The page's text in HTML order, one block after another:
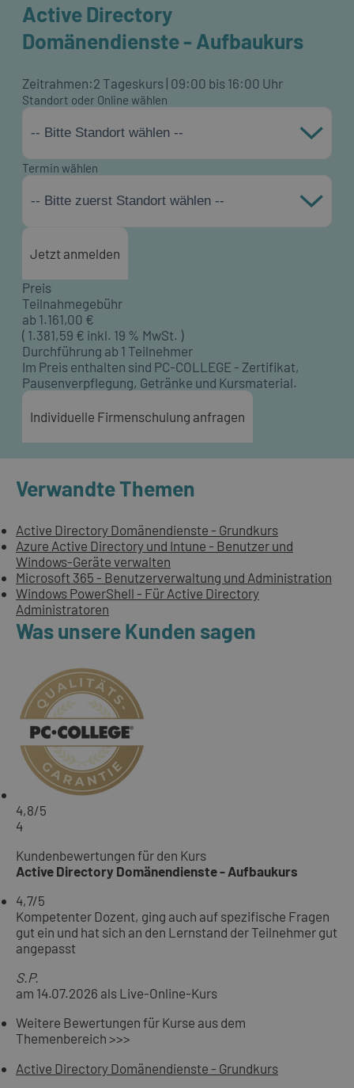
Active Directory
Domänendienste - Aufbaukurs
Zeitrahmen:2 Tageskurs | 09:00 bis 16:00 Uhr
Standort oder Online wählen
-- Bitte Standort wählen --
Termin wählen
-- Bitte zuerst Standort wählen --
Jetzt anmelden
Preis
Teilnahmegebühr
ab 1.161,00 €
( 1.381,59 € inkl. 19 % MwSt. )
Durchführung ab 1 Teilnehmer
Im Preis enthalten sind PC-COLLEGE - Zertifikat,
Pausenverpflegung, Getränke und Kursmaterial.
Individuelle Firmenschulung anfragen
Verwandte Themen
Active Directory Domänendienste - Grundkurs
Azure Active Directory und Intune - Benutzer und
Windows-Geräte verwalten
Microsoft 365 - Benutzerverwaltung und Administration
Windows PowerShell - Für Active Directory
Administratoren
Was unsere Kunden sagen
4,8/5
4
Kundenbewertungen für den Kurs
Active Directory Domänendienste - Aufbaukurs
4,7/5
Kompetenter Dozent, ging auch auf spezifische Fragen
gut ein und hat sich an den Lernstand der Teilnehmer gut
angepasst
S.P.
am 14.07.2026 als Live-Online-Kurs
Weitere Bewertungen für Kurse aus dem
Themenbereich >>>
Active Directory Domänendienste - Grundkurs